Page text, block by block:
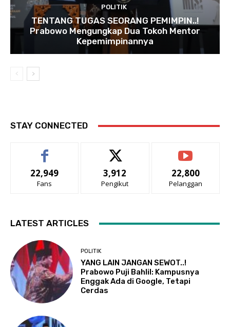
POLITIK
TENTANG TUGAS SEORANG PEMIMPIN..!
Prabowo Mengungkap Dua Tokoh Mentor
Kepemimpinannya
STAY CONNECTED
22,949
Fans
3,912
Pengikut
22,800
Pelanggan
LATEST ARTICLES
POLITIK
YANG LAIN JANGAN SEWOT..!
Prabowo Puji Bahlil: Kampusnya
Enggak Ada di Google, Tetapi
Cerdas